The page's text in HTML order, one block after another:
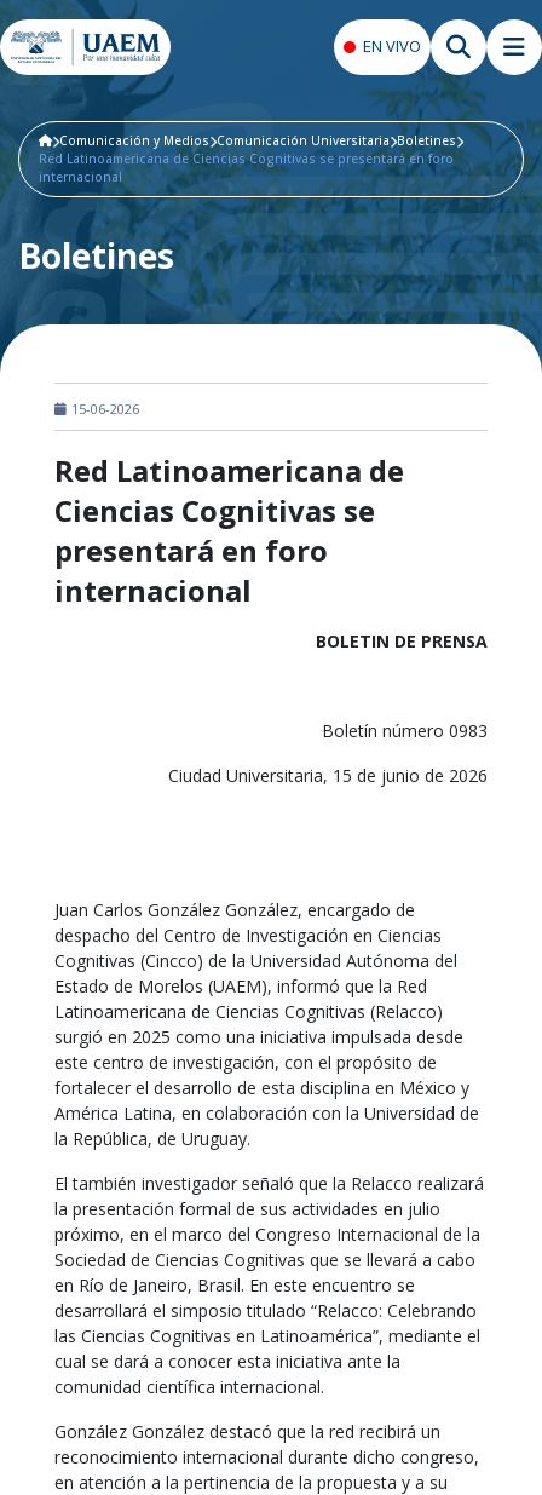
EN VIVO
Comunicación y Medios Comunicación Universitaria Boletines
Red Latinoamericana de Ciencias Cognitivas se presentará en foro
internacional
Boletines
15-06-2026
Red Latinoamericana de
Ciencias Cognitivas se
presentará en foro
internacional
BOLETIN DE PRENSA
Boletín número 0983
Ciudad Universitaria, 15 de junio de 2026
Juan Carlos González González, encargado de
despacho del Centro de Investigación en Ciencias
Cognitivas (Cincco) de la Universidad Autónoma del
Estado de Morelos (UAEM), informó que la Red
Latinoamericana de Ciencias Cognitivas (Relacco)
surgió en 2025 como una iniciativa impulsada desde
este centro de investigación, con el propósito de
fortalecer el desarrollo de esta disciplina en México y
América Latina, en colaboración con la Universidad de
la República, de Uruguay.
El también investigador señaló que la Relacco realizará
la presentación formal de sus actividades en julio
próximo, en el marco del Congreso Internacional de la
Sociedad de Ciencias Cognitivas que se llevará a cabo
en Río de Janeiro, Brasil. En este encuentro se
desarrollará el simposio titulado “Relacco: Celebrando
las Ciencias Cognitivas en Latinoamérica”, mediante el
cual se dará a conocer esta iniciativa ante la
comunidad científica internacional.
González González destacó que la red recibirá un
reconocimiento internacional durante dicho congreso,
en atención a la pertinencia de la propuesta y a su